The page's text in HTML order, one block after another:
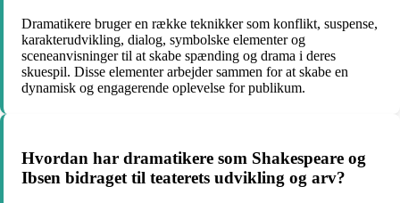
Dramatikere bruger en række teknikker som konflikt, suspense,
karakterudvikling, dialog, symbolske elementer og
sceneanvisninger til at skabe spænding og drama i deres
skuespil. Disse elementer arbejder sammen for at skabe en
dynamisk og engagerende oplevelse for publikum.
Hvordan har dramatikere som Shakespeare og
Ibsen bidraget til teaterets udvikling og arv?